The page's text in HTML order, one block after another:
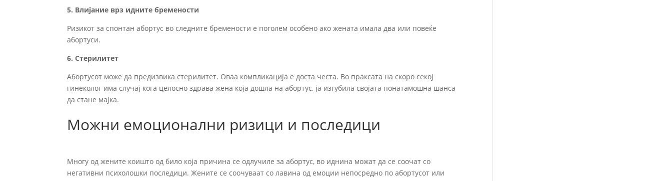
5. Влијание врз идните бремености
Ризикот за спонтан абортус во следните бремености е поголем особено ако жената имала два или повеќе
абортуси.
6. Стерилитет
Абортусот може да предизвика стерилитет. Оваа компликација е доста честа. Во праксата на скоро секој
гинеколог има случај кога целосно здрава жена која дошла на абортус, ја изгубила својата понатамошна шанса
да стане мајка.
Можни емоционални ризици и последици
Многу од жените коишто од било која причина се одлучиле за абортус, во иднина можат да се соочат со
негативни психолошки последици. Жените се соочуваат со лавина од емоции непосредно по абортусот или